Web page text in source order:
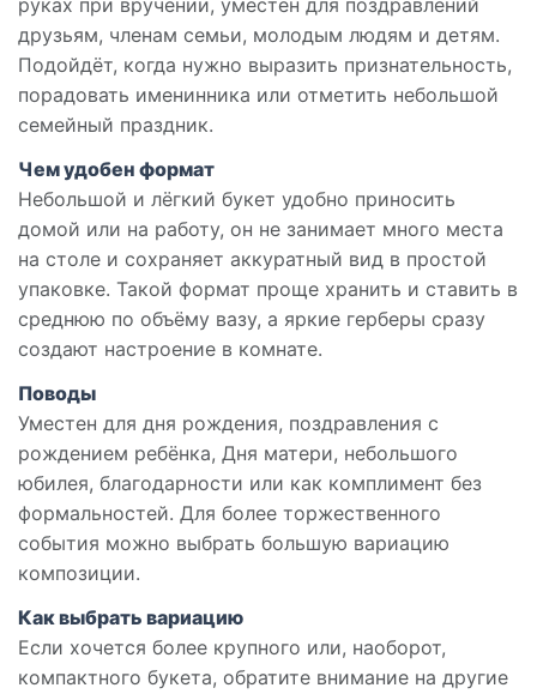
руках при вручении, уместен для поздравлений
друзьям, членам семьи, молодым людям и детям.
Подойдёт, когда нужно выразить признательность,
порадовать именинника или отметить небольшой
семейный праздник.
Чем удобен формат
Небольшой и лёгкий букет удобно приносить
домой или на работу, он не занимает много места
на столе и сохраняет аккуратный вид в простой
упаковке. Такой формат проще хранить и ставить в
среднюю по объёму вазу, а яркие герберы сразу
создают настроение в комнате.
Поводы
Уместен для дня рождения, поздравления с
рождением ребёнка, Дня матери, небольшого
юбилея, благодарности или как комплимент без
формальностей. Для более торжественного
события можно выбрать большую вариацию
композиции.
Как выбрать вариацию
Если хочется более крупного или, наоборот,
компактного букета, обратите внимание на другие